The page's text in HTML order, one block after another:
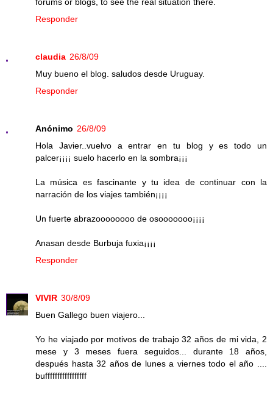
Responder
claudia 26/8/09
Muy bueno el blog. saludos desde Uruguay.
Responder
Anónimo 26/8/09
Hola Javier..vuelvo a entrar en tu blog y es todo un
palcer¡¡¡¡ suelo hacerlo en la sombra¡¡¡
La música es fascinante y tu idea de continuar con la
narración de los viajes también¡¡¡¡
Un fuerte abrazoooooooo de osooooooo¡¡¡¡
Anasan desde Burbuja fuxia¡¡¡¡
Responder
VIVIR 30/8/09
Buen Gallego buen viajero...
Yo he viajado por motivos de trabajo 32 años de mi vida, 2
mese y 3 meses fuera seguidos... durante 18 años,
después hasta 32 años de lunes a viernes todo el año ....
bufffffffffffffffff